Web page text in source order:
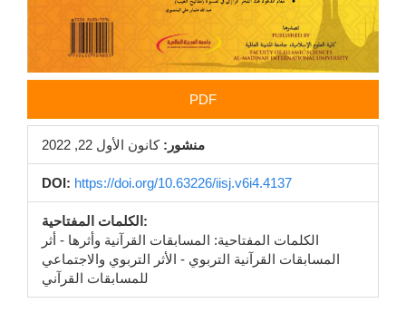
PDF
منشور: كانون الأول 22, 2022
DOI: https://doi.org/10.63226/iisj.v6i4.4137
الكلمات المفتاحية:
الكلمات المفتاحية: المسابقات القرآنية وأثرها - أثر
المسابقات القرآنية التربوي - الأثر التربوي والاجتماعي
للمسابقات القرآني